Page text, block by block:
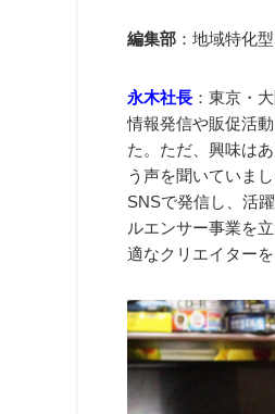
編集部 ：地域特化
永木社長 ：東京・
情報発信や販促活
た。ただ、興味は
う声を聞いていま
SNSで発信し、活
ルエンサー事業を
適なクリエイター